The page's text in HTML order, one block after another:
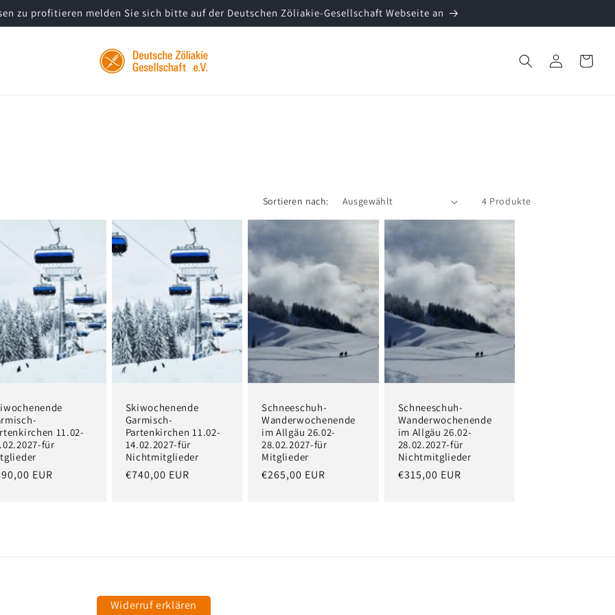
zu profitieren melden Sie sich bitte auf der Deutschen Zöliakie-Gesellschaft Webseite an
EinloggenWarenkorb
Sortieren nach: 4 Produkte
11.02-
für
EUR
Skiwochenende
Garmisch-
Partenkirchen 11.02-
14.02.2027-für
Nichtmitglieder
Normaler
€740,00 EUR
Schneeschuh-
Wanderwochenende
im Allgäu 26.02-
28.02.2027-für
Mitglieder
Normaler
€265,00 EUR
Schneeschuh-
Wanderwochenende
im Allgäu 26.02-
28.02.2027-für
Nichtmitglieder
Normaler
€315,00 EUR
Widerruf erklären